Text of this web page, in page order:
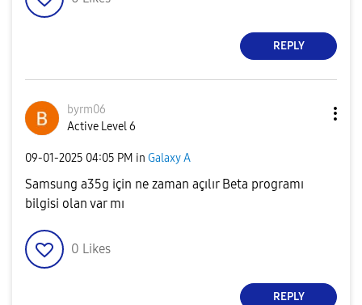
REPLY
byrm06
Active Level 6
‎09-01-2025 04:05 PM in Galaxy A
Samsung a35g için ne zaman açılır Beta programı
bilgisi olan var mı
0 Likes
REPLY